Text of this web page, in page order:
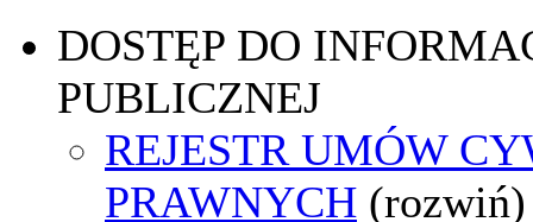
DOSTĘP DO
PUBLICZNEJ
REJESTR UMÓW
PRAWNYCH (rozwiń)